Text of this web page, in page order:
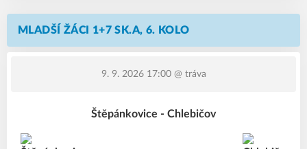
MLADŠÍ ŽÁCI 1+7 SK.A, 6. KOLO
9. 9. 2026 17:00@ tráva
Štěpánkovice - Chlebičov